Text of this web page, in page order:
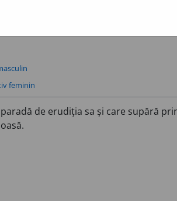
feminin
de erudiția sa și care supără